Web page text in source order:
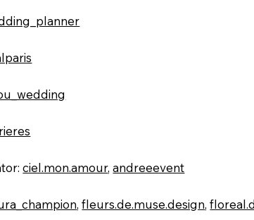
ciel.mon.amour,andreeevent
,fleurs.de.muse.design,